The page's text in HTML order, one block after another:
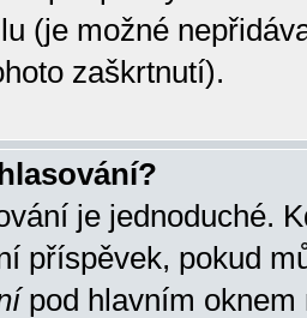
(je možné
zaškrtnutí).
je jednoduché.
příspěvek, pokud
pod hlavním oknem